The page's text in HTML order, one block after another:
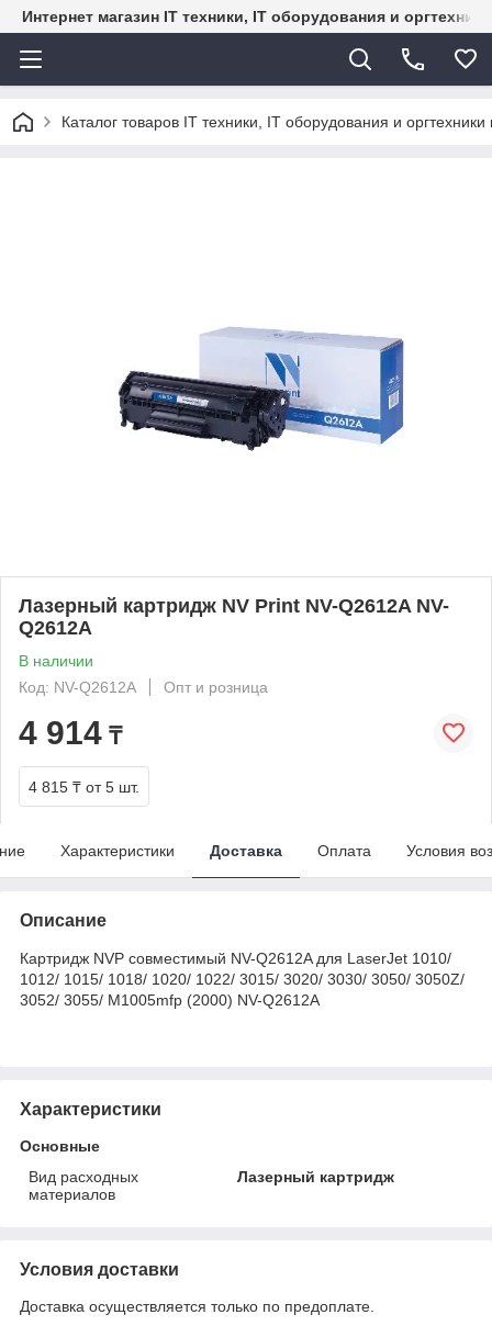
Интернет магазин IT техники, IT оборудования и
Каталог товаров IT техники, IT оборудования и
Лазерный картридж NV Print NV-Q2612A NV-
Q2612A
В наличии
Код: NV-Q2612A
Опт и розница
4 914 ₸
4 815 ₸ от 5 шт.
Характеристики Доставка Оплата Условия
Описание
Картридж NVP совместимый NV-Q2612A для LaserJet 1010/
1012/ 1015/ 1018/ 1020/ 1022/ 3015/ 3020/ 3030/ 3050/ 3050Z/
3052/ 3055/ M1005mfp (2000) NV-Q2612A
Характеристики
Основные
Вид расходных
материалов
Лазерный картридж
Условия доставки
Доставка осуществляется только по предоплате.